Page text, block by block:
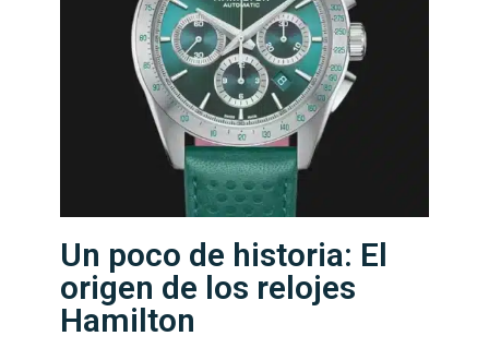
Un poco de historia: El
origen de los relojes
Hamilton